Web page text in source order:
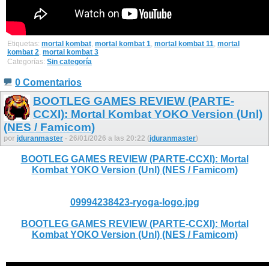
Etiquetas: mortal kombat, mortal kombat 1, mortal kombat 11, mortal
kombat 2, mortal kombat 3
Categorías: Sin categoría
0 Comentarios
BOOTLEG GAMES REVIEW (PARTE-
CCXI): Mortal Kombat YOKO Version (Unl)
(NES / Famicom)
por jduranmaster - 26/01/2026 a las 20:22 (jduranmaster)
BOOTLEG GAMES REVIEW (PARTE-CCXI): Mortal
Kombat YOKO Version (Unl) (NES / Famicom)
09994238423-ryoga-logo.jpg
BOOTLEG GAMES REVIEW (PARTE-CCXI): Mortal
Kombat YOKO Version (Unl) (NES / Famicom)